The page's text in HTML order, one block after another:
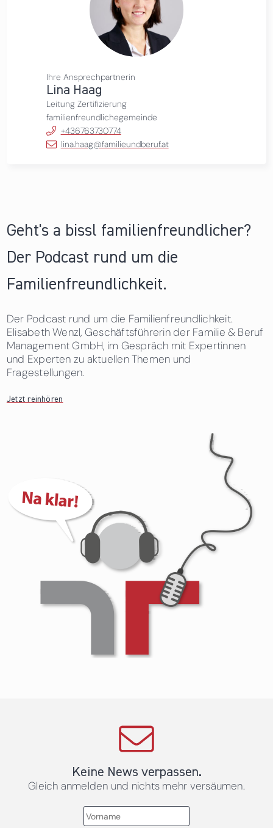
Ihre Ansprechpartnerin
Lina Haag
Leitung Zertifizierung
familienfreundlichegemeinde
+436763730774
lina.haag@familieundberuf.at
Geht's a bissl familienfreundlicher?
Der Podcast rund um die
Familienfreundlichkeit.
Der Podcast rund um die Familienfreundlichkeit.
Elisabeth Wenzl, Geschäftsführerin der Familie & Beruf
Management GmbH, im Gespräch mit Expertinnen
und Experten zu aktuellen Themen und
Fragestellungen.
Jetzt reinhören
Keine News verpassen.
Gleich anmelden und nichts mehr versäumen.